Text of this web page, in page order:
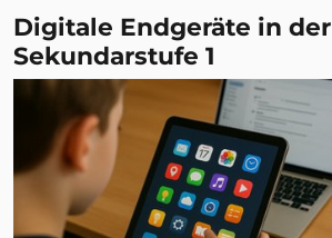
Digitale Endgeräte in der
Sekundarstufe 1